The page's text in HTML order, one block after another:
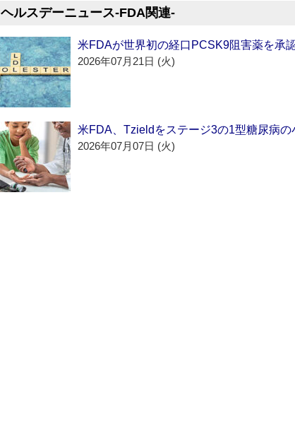
ヘルスデーニュース‐FDA関連‐
米FDAが世界初の経口PCSK9阻害薬を承
2026年07月21日 (火)
米FDA、Tzieldをステージ3の1型糖尿病の
2026年07月07日 (火)